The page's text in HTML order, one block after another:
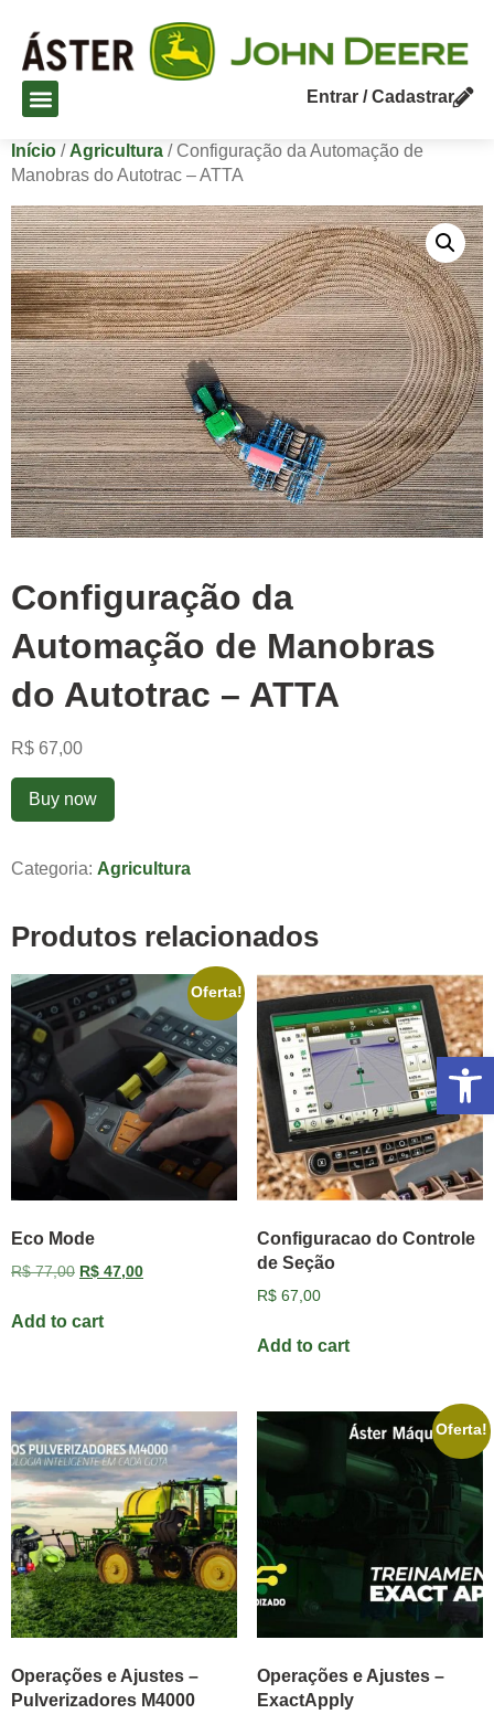
Abrir
Entrar / Cadastrar
Início / Agricultura / Configuração da Automação de
Manobras do Autotrac – ATTA
Configuração da
Automação de Manobras
do Autotrac – ATTA
R$ 67,00
Buy now
Categoria: Agricultura
Produtos relacionados
Oferta!
Eco Mode
R$77,00 R$ 47,00
Add to cart
Configuracao do Controle
de Seção
R$67,00
Add to cart
Operações e Ajustes –
Pulverizadores M4000
Oferta!
Operações e Ajustes –
ExactApply